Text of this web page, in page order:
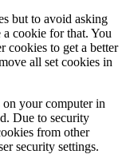
but to avoid asking
cookie for that. You
cookies to get a better
all set cookies in
your computer in
Due to security
from other
security settings.